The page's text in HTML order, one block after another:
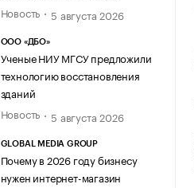
Новость
5 августа 2026
ООО «ДБО»
Ученые НИУ МГСУ предложили
технологию восстановления
зданий
Новость
5 августа 2026
GLOBAL MEDIA GROUP
Почему в 2026 году бизнесу
нужен интернет-магазин